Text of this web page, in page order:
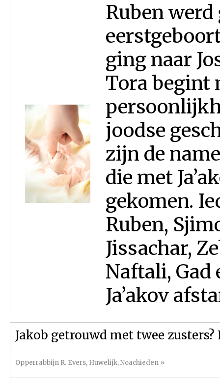
Ruben
ging naar
Tora begint
joodse
zijn de
die met
gekomen.
Ruben,
Jissachar,
Naftali, Gad
Ja’akov
Jakob getrouwd met twee zusters?
Opperrabbijn R. Evers, Huwelijk,Noachieden »